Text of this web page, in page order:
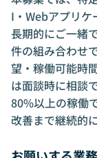
I・Webアプリケ
長期的にご一緒
件の組み合わせ
望・稼働可能時
は面談時に相談
80%以上の稼働
改善まで継続的